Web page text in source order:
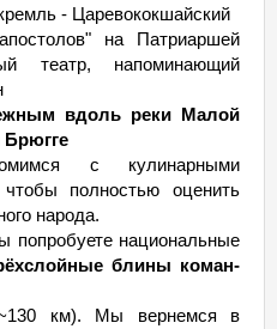
- Царевококшайский
на Патриаршей
театр, напоминающий
вдоль реки Малой
с кулинарными
полностью оценить
народа.
попробуете национальные
блины коман-
км). Мы вернемся в